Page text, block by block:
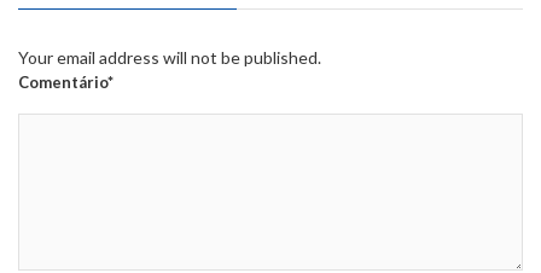
Your email address will not be published.
Comentário*